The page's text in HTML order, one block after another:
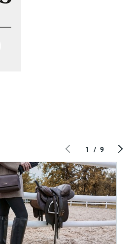
1 / 9